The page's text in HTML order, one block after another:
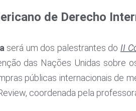
de Derecho
será um dos palestrantes do II
das Nações Unidas sobre
públicas internacionais de
coordenada pela